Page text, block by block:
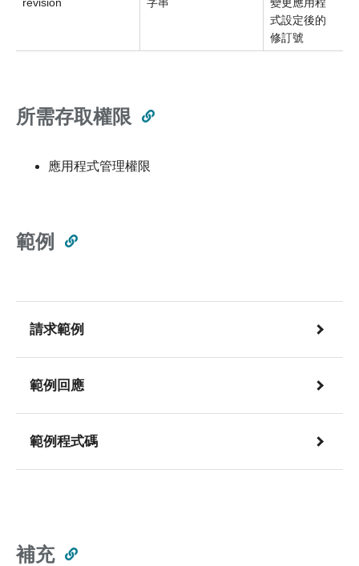
式設定後的
修訂號
所需存取權限
應用程式管理權限
範例
請求範例
範例回應
範例程式碼
補充